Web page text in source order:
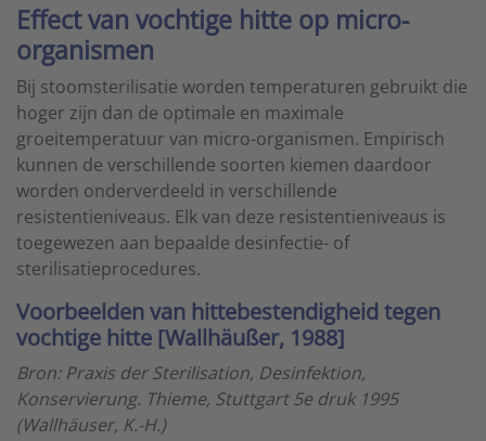
Effect van vochtige hitte op micro-
organismen
Bij stoomsterilisatie worden temperaturen gebruikt die
hoger zijn dan de optimale en maximale
groeitemperatuur van micro-organismen. Empirisch
kunnen de verschillende soorten kiemen daardoor
worden onderverdeeld in verschillende
resistentieniveaus. Elk van deze resistentieniveaus is
toegewezen aan bepaalde desinfectie- of
sterilisatieprocedures.
Voorbeelden van hittebestendigheid tegen
vochtige hitte [Wallhäußer, 1988]
Bron: Praxis der Sterilisation, Desinfektion,
Konservierung. Thieme, Stuttgart 5e druk 1995
(Wallhäuser, K.-H.)